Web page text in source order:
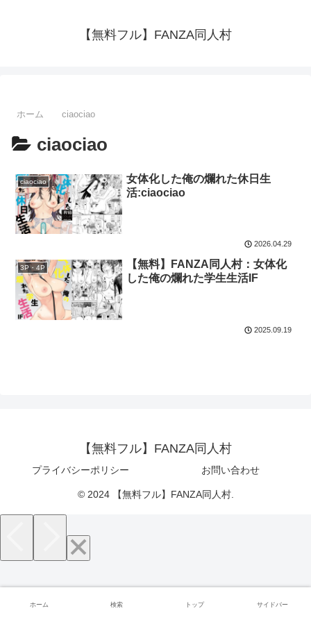
【無料フル】FANZA同人村
ホーム ciaociao
ciaociao
ciaociao
女体化した俺の爛れた休日生
活:ciaociao
2026.04.29
3P・4P
【無料】FANZA同人村：女体化
した俺の爛れた学生生活IF
2025.09.19
【無料フル】FANZA同人村
プライバシーポリシー お問い合わせ
© 2024 【無料フル】FANZA同人村.
ホーム 検索 トップ サイドバー